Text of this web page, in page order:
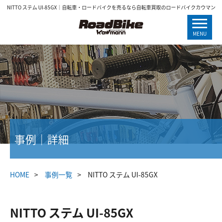
NITTO ステム UI-85GX｜自転車・ロードバイクを売るなら自転車買取のロードバイクカウマン
MENU
事例｜詳細
HOME 事例一覧 NITTO ステム UI-85GX
NITTO ステム UI-85GX